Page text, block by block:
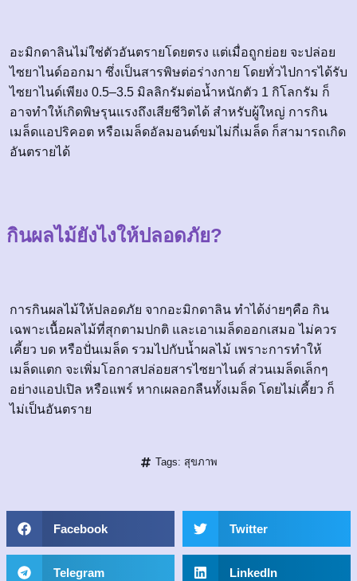
อะมิกดาลินไม่ใช่ตัวอันตรายโดยตรง แต่เมื่อถูกย่อย จะปล่อย
ไซยาไนด์ออกมา ซึ่งเป็นสารพิษต่อร่างกาย โดยทั่วไปการได้รับ
ไซยาไนด์เพียง 0.5–3.5 มิลลิกรัมต่อน้ำหนักตัว 1 กิโลกรัม ก็
อาจทำให้เกิดพิษรุนแรงถึงเสียชีวิตได้ สำหรับผู้ใหญ่ การกิน
เมล็ดแอปริคอต หรือเมล็ดอัลมอนด์ขมไม่กี่เมล็ด ก็สามารถเกิด
อันตรายได้
กินผลไม้ยังไงให้ปลอดภัย?
การกินผลไม้ให้ปลอดภัย จากอะมิกดาลิน ทำได้ง่ายๆคือ กิน
เฉพาะเนื้อผลไม้ที่สุกตามปกติ และเอาเมล็ดออกเสมอ ไม่ควร
เคี้ยว บด หรือปั่นเมล็ด รวมไปกับน้ำผลไม้ เพราะการทำให้
เมล็ดแตก จะเพิ่มโอกาสปล่อยสารไซยาไนด์ ส่วนเมล็ดเล็กๆ
อย่างแอปเปิล หรือแพร์ หากเผลอกลืนทั้งเมล็ด โดยไม่เคี้ยว ก็
ไม่เป็นอันตราย
Tags: สุขภาพ
Facebook Twitter
Telegram LinkedIn